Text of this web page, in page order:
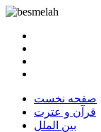
صفحه نخست
قرآن و عترت
بین الملل